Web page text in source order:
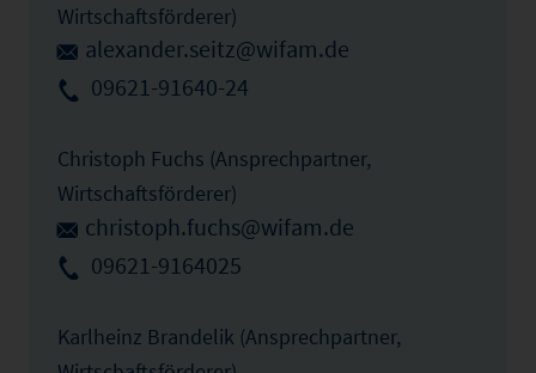
Wirtschaftsförderer)
alexander.seitz@wifam.de
09621-91640-24
Christoph Fuchs (Ansprechpartner,
Wirtschaftsförderer)
christoph.fuchs@wifam.de
09621-9164025
Karlheinz Brandelik (Ansprechpartner,